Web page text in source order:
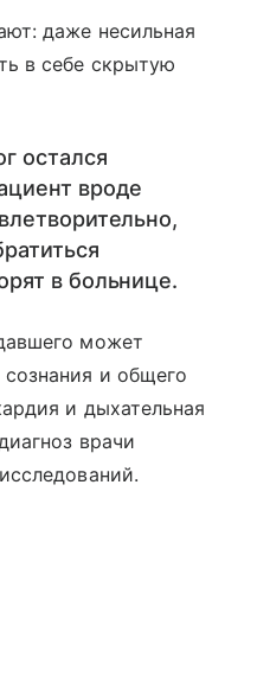
даже несильная
в себе скрытую
остался
вроде
в больнице.
может
и общего
и дыхательная
врачи